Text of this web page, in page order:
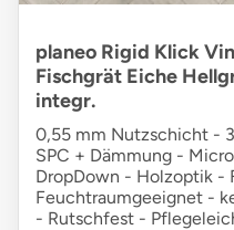
planeo Rigid Klick
Fischgrät Eiche
integr.
0,55 mm Nutzschicht -
SPC + Dämmung -
DropDown - Holzoptik -
Feuchtraumgeeignet -
- Rutschfest -